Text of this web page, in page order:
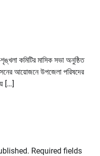
কমিটির মাসিক সভা অনুষ্ঠিত
আয়োজনে উপজেলা পরিষদের
[…]
Required fields